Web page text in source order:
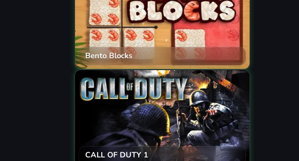
Bento Blocks
CALL OF DUTY 1